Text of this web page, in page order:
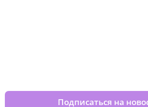
Подписаться на